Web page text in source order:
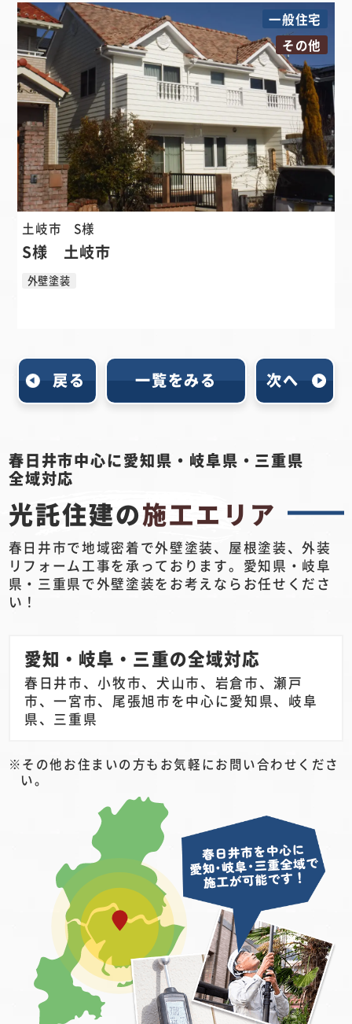
一般住宅
その他
土岐市 S様
S様 土岐市
外壁塗装
戻る 一覧をみる 次へ
春日井市中心に愛知県・岐阜県・三重県
全域対応
光託住建の施工エリア
春日井市で地域密着で外壁塗装、屋根塗装、外装
リフォーム工事を承っております。愛知県・岐阜
県・三重県で外壁塗装をお考えならお任せくださ
い！
愛知・岐阜・三重の全域対応
春日井市、小牧市、犬山市、岩倉市、瀬戸
市、一宮市、尾張旭市を中心に愛知県、岐阜
県、三重県
その他お住まいの方もお気軽にお問い合わせくださ
い。